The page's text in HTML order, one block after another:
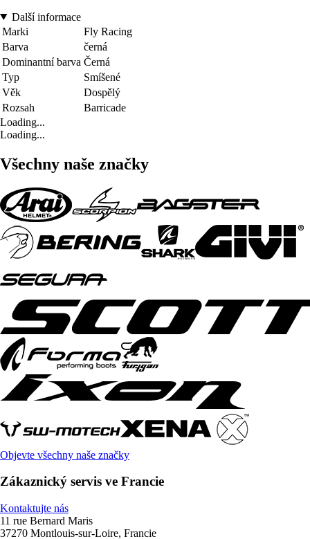
Další informace
Marki
Fly Racing
Barva
černá
Dominantní barva Černá
Typ
Smíšené
Věk
Dospělý
Rozsah
Barricade
Loading...
Loading...
Všechny naše značky
Objevte všechny naše značky
Zákaznický servis ve Francie
Kontaktujte nás
11 rue Bernard Maris
37270 Montlouis-sur-Loire, Francie